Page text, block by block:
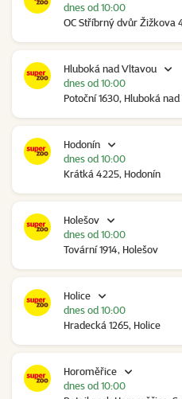
OC Stříbrný dvůr Žižkova
dnes od 10:00
Hluboká nad Vltavou
Potoční 1630, Hluboká
dnes od 10:00
Hodonín
Krátká 4225, Hodonín
dnes od 10:00
Holešov
Tovární 1914, Holešov
dnes od 10:00
Holice
Hradecká 1265, Holice
dnes od 10:00
Horoměřice
dnes od 10:00